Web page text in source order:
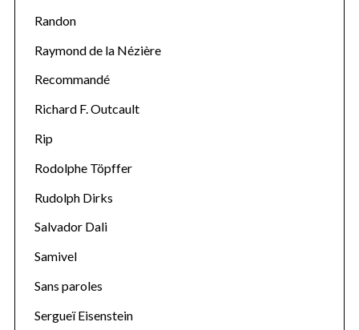
Randon
Raymond de la Nézière
Recommandé
Richard F. Outcault
Rip
Rodolphe Töpffer
Rudolph Dirks
Salvador Dali
Samivel
Sans paroles
Sergueï Eisenstein